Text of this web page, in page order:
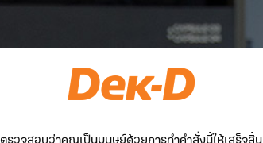
ตรวจสอบว่าคุณเป็นมนุษย์ด้วยการทำคำสั่งนี้ให้เสร็จสิ้น